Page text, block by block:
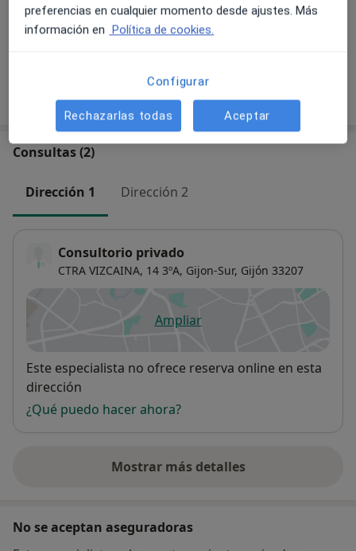
Primera visita Psicología
Detalles
¿Cómo funcionan los precios?
Consultas (2)
Dirección 1 Dirección 2
Consultorio privado
CTRA VIZCAINA, 14 3ºA, Gijon-Sur, Gijón 33207
Ampliarse abre en una nueva
Disponibilidad
Este especialista no ofrece reserva online en esta
dirección
¿Qué puedo hacer ahora?
Mostrar más detalles
sobre la dirección
No se aceptan aseguradoras
preferencias en cualquier momento desde ajustes. Más
información en Política de cookies.
Configurar
Rechazarlas todas Aceptar